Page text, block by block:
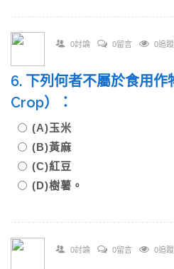
0討論 0留言 0追蹤
6. 下列何者不屬於食用
Crop）：
(A)玉米
(B)黃麻
(C)紅豆
(D)樹薯。
0討論 0留言 0追蹤